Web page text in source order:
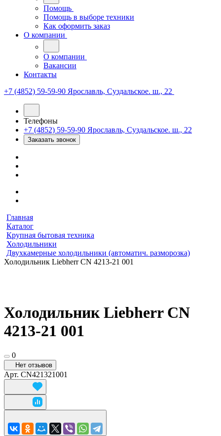
Помощь
Помощь в выборе техники
Как оформить заказ
О компании
О компании
Вакансии
Контакты
+7 (4852) 59-59-90 Ярославль, Суздальское. ш., 22
Телефоны
+7 (4852) 59-59-90 Ярославль, Суздальское. ш., 22
Заказать звонок
Главная
Каталог
Крупная бытовая техника
Холодильники
Двухкамерные холодильники (автоматич. разморозка)
Холодильник Liebherr CN 4213-21 001
Холодильник Liebherr CN
4213-21 001
0
Нет отзывов
Арт. CN421321001